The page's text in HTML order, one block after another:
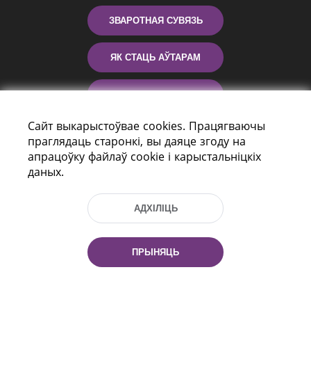
ЗВАРОТНАЯ СУВЯЗЬ
ЯК СТАЦЬ АЎТАРАМ
ДАПАМОГА
праспект Незалежнасці 116
Сайт выкарыстоўвае cookies. Працягваючы
праглядаць старонкі, вы даяце згоду на
апрацоўку файлаў cookie і карыстальніцкіх
даных.
АДХІЛІЦЬ
ПРЫНЯЦЬ